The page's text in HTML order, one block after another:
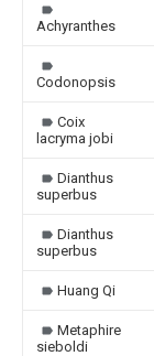
Achyranthes
Codonopsis
Coix
lacryma jobi
Dianthus
superbus
Dianthus
superbus
Huang Qi
Metaphire
sieboldi